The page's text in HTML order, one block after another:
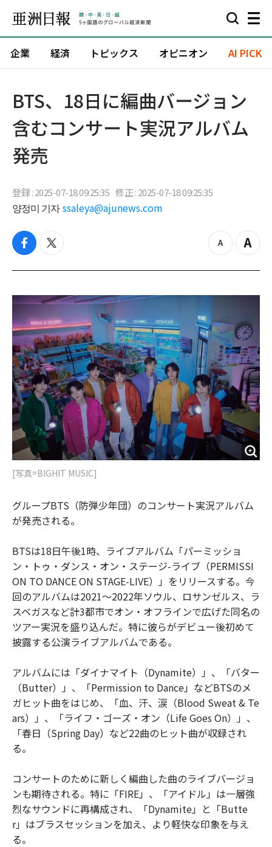
企業 経済 トピックス オピニオン AI PICK
BTS、18日に編曲バージョン
含むコンサート実況アルバム
発売
登録 : 2025-07-18 09:25:35 修正 : 2025-07-18 09:25:35
양정미 기자 ssaleya@ajunews.com
f
c
b
o
o
k
t
i
t
e
r
z
o
o
Z
o
i
[写真=BIGHIT MUSIC]
グループBTS（防弾少年団）のコンサート実況アルバム
が発売される。
BTSは18日午後1時、ライブアルバム「パーミッショ
ン・トゥ・ダンス・オン・ステージ-ライブ（PERMISSI
ON TO DANCE ON STAGE-LIVE）」をリリースする。今
回のアルバムは2021～2022年ソウル、ロサンゼルス、ラ
スベガスなど計3都市でオン・オフラインで広げた同名の
ツアー実況を盛り込んだ。特に彼らがデビュー後初めて
披露する公演ライブアルバムである。
アルバムには「ダイナマイト（Dynamite）」、「バター
（Butter）」、「Permission to Dance」などBTSのメ
ガヒット曲をはじめ、「血、汗、涙（Blood Sweat & Te
ars）」、「ライフ・ゴーズ・オン（Life Goes On）」、
「春日（Spring Day）など22曲のヒット曲が収録され
る。
コンサートのために新しく編曲した曲のライブバージョ
ンも期待される。特に「FIRE」、「アイドル」は一層強
烈なサウンドに再構成され、「Dynamite」と「Butte
r」はブラスセッションを加え、より軽快な印象を与え
る。